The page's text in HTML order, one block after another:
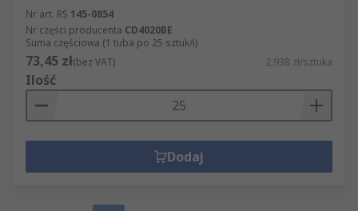
Nr art. RS 145-0854
Nr części producenta CD4020BE
Suma częściowa (1 tuba po 25 sztuk/i)
73,45 zł(bez VAT) 2,938 zł/sztuka
Ilość
Dodaj